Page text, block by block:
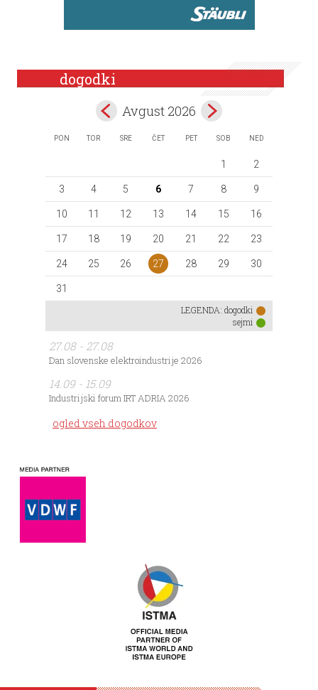
dogodki
Avgust 2026
PON TOR SRE ČET PET SOB NED
1 2
3 4 5 6 7 8 9
10 11 12 13 14 15 16
17 18 19 20 21 22 23
24 25 26 27 28 29 30
31
LEGENDA: dogodki
sejmi
27.08 - 27.08
Dan slovenske elektroindustrije 2026
14.09 - 15.09
Industrijski forum IRT ADRIA 2026
ogled vseh dogodkov